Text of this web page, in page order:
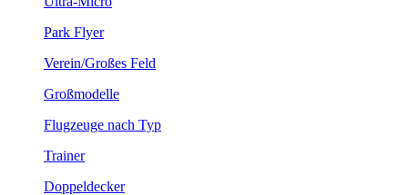
Park Flyer
Verein/Großes Feld
Großmodelle
Flugzeuge nach Typ
Trainer
Doppeldecker